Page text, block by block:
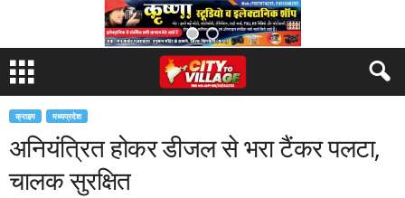
क्राइम मध्यप्रदेश
अनियंत्रित होकर डीजल से भरा टैंकर पलटा,
चालक सुरक्षित